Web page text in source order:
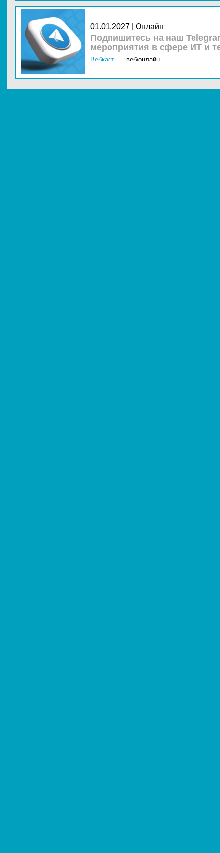
01.01.2027 | Онлайн
Подпишитесь на наш
мероприятия в сфере ИТ и
Вебкаст веб/онлайн